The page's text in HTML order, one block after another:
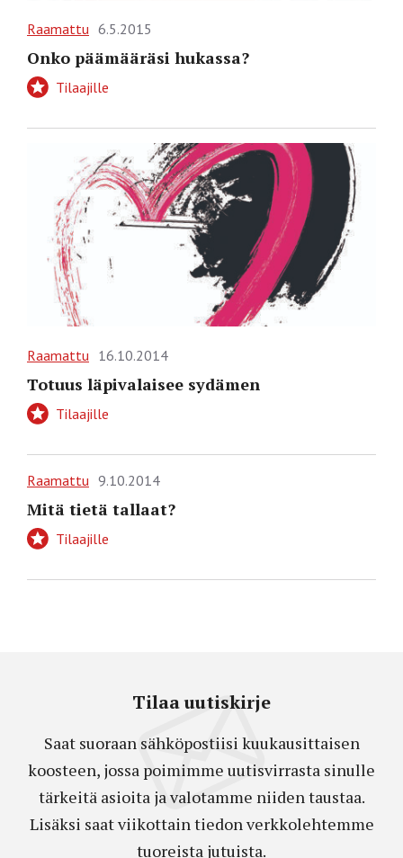
Raamattu 6.5.2015
Onko päämääräsi hukassa?
Tilaajille
Raamattu 16.10.2014
Totuus läpivalaisee sydämen
Tilaajille
Raamattu 9.10.2014
Mitä tietä tallaat?
Tilaajille
Tilaa uutiskirje
Saat suoraan sähköpostiisi kuukausittaisen
koosteen, jossa poimimme uutisvirrasta sinulle
tärkeitä asioita ja valotamme niiden taustaa.
Lisäksi saat viikottain tiedon verkkolehtemme
tuoreista jutuista.